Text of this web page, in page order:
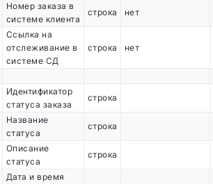
Номер заказа в
системе клиента
строка нет
Ссылка на
отслеживание в
системе СД
строка нет
Идентификатор
статуса заказа
строка
Название
статуса
строка
Описание
статуса
строка
Дата и время